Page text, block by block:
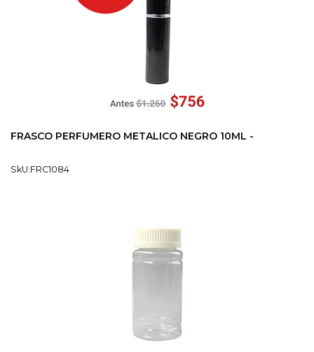
FRASCO PERFUMERO METALICO NEGRO 10ML -
SkU:FRC1084